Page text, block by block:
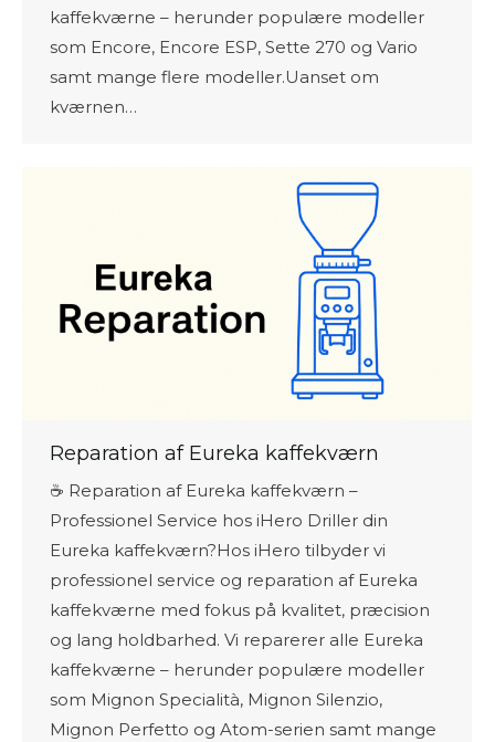
kaffekværne – herunder populære modeller
som Encore, Encore ESP, Sette 270 og Vario
samt mange flere modeller.Uanset om
kværnen…
Reparation af Eureka kaffekværn
☕ Reparation af Eureka kaffekværn –
Professionel Service hos iHero Driller din
Eureka kaffekværn?Hos iHero tilbyder vi
professionel service og reparation af Eureka
kaffekværne med fokus på kvalitet, præcision
og lang holdbarhed. Vi reparerer alle Eureka
kaffekværne – herunder populære modeller
som Mignon Specialità, Mignon Silenzio,
Mignon Perfetto og Atom-serien samt mange